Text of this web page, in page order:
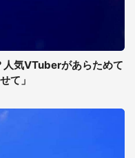
気VTuberがあらためて
て」